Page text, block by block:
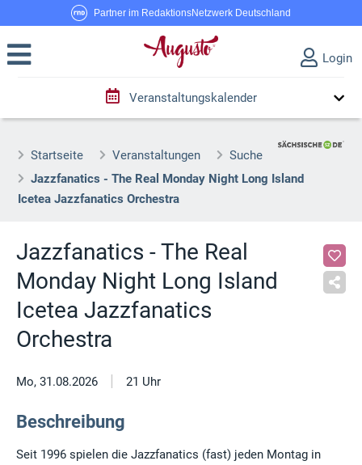
Partner im RedaktionsNetzwerk Deutschland
Login
Veranstaltungskalender
Startseite Veranstaltungen
Suche
Jazzfanatics - The Real Monday Night Long Island
Icetea Jazzfanatics Orchestra
Jazzfanatics - The Real
Monday Night Long Island
Icetea Jazzfanatics
Orchestra
Mo, 31.08.2026 | 21 Uhr
Beschreibung
Seit 1996 spielen die Jazzfanatics (fast) jeden Montag in